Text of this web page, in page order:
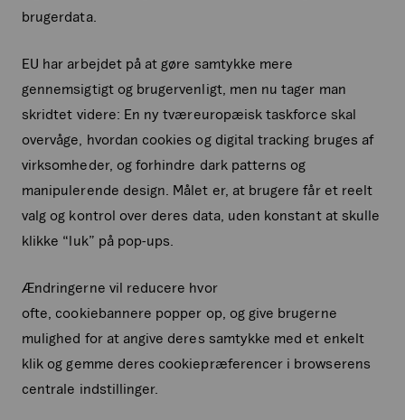
brugerdata.
EU har arbejdet på at gøre samtykke mere
gennemsigtigt og brugervenligt, men nu tager man
skridtet videre: En ny tværeuropæisk taskforce skal
overvåge, hvordan cookies og digital tracking bruges af
virksomheder, og forhindre dark patterns og
manipulerende design. Målet er, at brugere får et reelt
valg og kontrol over deres data, uden konstant at skulle
klikke “luk” på pop-ups.
Ændringerne vil reducere hvor
ofte, cookiebannere popper op, og give brugerne
mulighed for at angive deres samtykke med et enkelt
klik og gemme deres cookiepræferencer i browserens
centrale indstillinger.